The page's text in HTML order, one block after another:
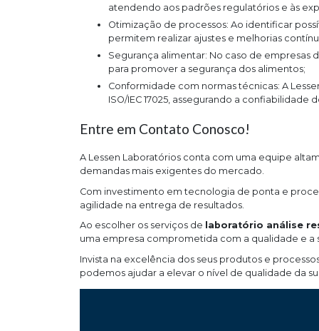
atendendo aos padrões regulatórios e às
Otimização de processos: Ao identificar possíveis falhas ou desvios nos processos, as análises de laboratório
permitem realizar ajustes e melhorias
Segurança alimentar: No caso de empresas do setor alimentício, as análises microbiológicas são essenciais
para promover a segurança dos alimentos;
Conformidade com normas técnicas: A Lessen Laboratórios trabalha em conformidade com as normas da
ISO/IEC 17025, assegurando a confiabilidade
Entre em Contato Conosco!
A Lessen Laboratórios conta com uma equipe
demandas mais exigentes do mercado.
Com investimento em tecnologia de ponta e
agilidade na entrega de resultados.
Ao escolher os serviços de laboratório análise
uma empresa comprometida com a qualidade e a
Invista na excelência dos seus produtos e
podemos ajudar a elevar o nível de qualidade da